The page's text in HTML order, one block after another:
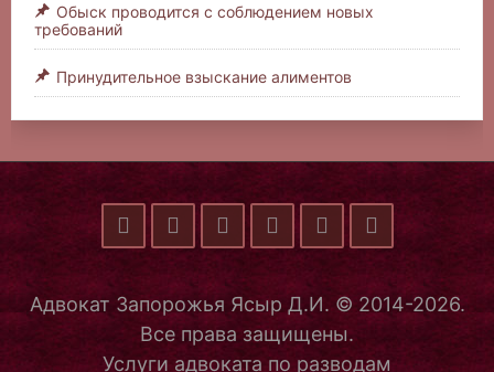
Обыск проводится с соблюдением новых
требований
Принудительное взыскание алиментов
Адвокат Запорожья Ясыр Д.И. © 2014-2026.
Все права защищены.
Услуги адвоката по разводам